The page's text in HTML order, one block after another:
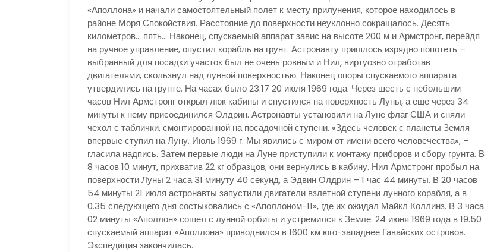
«Аполлона» и начали самостоятельный полет к месту прилунения, которое находилось в
районе Моря Спокойствия. Расстояние до поверхности неуклонно сокращалось. Десять
километров… пять… Наконец, спускаемый аппарат завис на высоте 200 м и Армстронг, перейдя
на ручное управление, опустил корабль на грунт. Астронавту пришлось изрядно попотеть –
выбранный для посадки участок был не очень ровным и Нил, виртуозно отработав
двигателями, скользнул над лунной поверхностью. Наконец опоры спускаемого аппарата
утвердились на грунте. На часах было 23.17 20 июля 1969 года. Через шесть с небольшим
часов Нил Армстронг открыл люк кабины и спустился на поверхность Луны, а еще через 34
минуты к нему присоединился Олдрин. Астронавты установили на Луне флаг США и сняли
чехол с таблички, смонтированной на посадочной ступени. «Здесь человек с планеты Земля
впервые ступил на Луну. Июль 1969 г. Мы явились с миром от имени всего человечества», –
гласила надпись. Затем первые люди на Луне приступили к монтажу приборов и сбору грунта. В
8 часов 10 минут, прихватив 22 кг образцов, они вернулись в кабину. Нил Армстронг пробыл на
поверхности Луны 2 часа 31 минуту 40 секунд, а Эдвин Олдрин – 1 час 44 минуты. В 20 часов
54 минуты 21 июля астронавты запустили двигатели взлетной ступени лунного корабля, а в
0.35 следующего дня состыковались с «Аполлоном-11», где их ожидал Майкл Коллинз. В 3 часа
02 минуты «Аполлон» сошел с лунной орбиты и устремился к Земле. 24 июня 1969 года в 19.50
спускаемый аппарат «Аполлона» приводнился в 1600 км юго-западнее Гавайских островов.
Экспедиция закончилась.